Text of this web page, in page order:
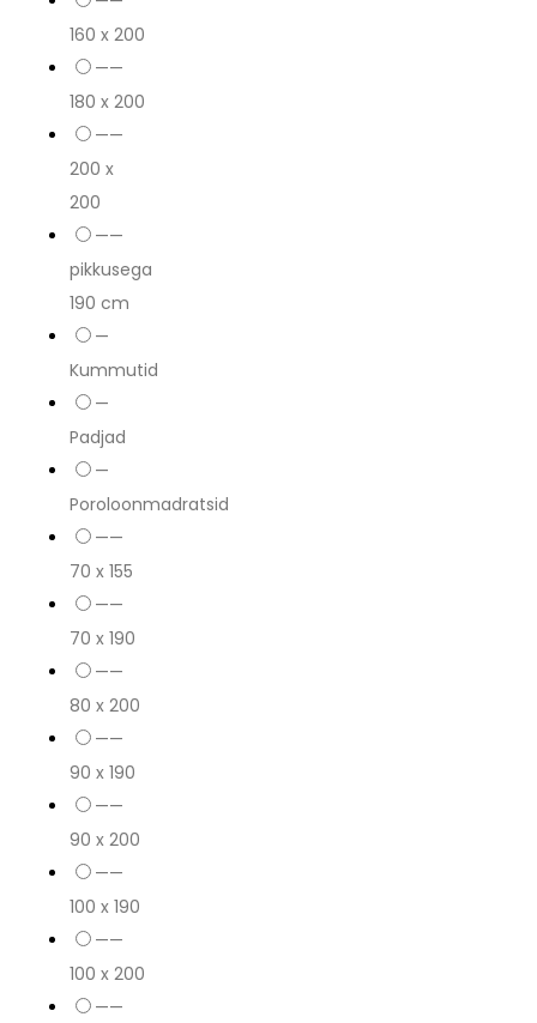
160 x 200
——
180 x 200
——
200 x
200
——
pikkusega
190 cm
—
Kummutid
—
Padjad
—
Poroloonmadratsid
——
70 x 155
——
70 x 190
——
80 x 200
——
90 x 190
——
90 x 200
——
100 x 190
——
100 x 200
——